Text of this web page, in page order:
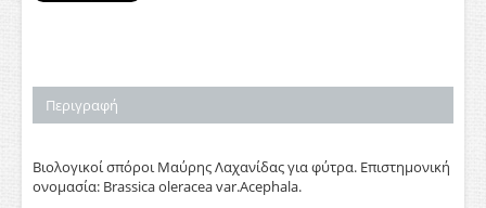
Περιγραφή
Βιολογικοί σπόροι Μαύρης Λαχανίδας για φύτρα. Επιστημονική
ονομασία: Brassica oleracea var.Acephala.